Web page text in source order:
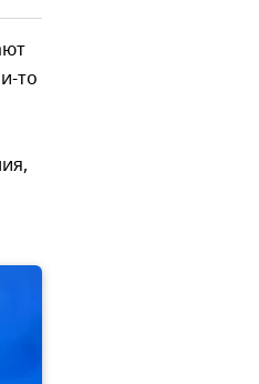
то